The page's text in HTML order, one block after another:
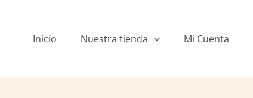
contenidoInicio Nuestra tienda Mi Cuenta